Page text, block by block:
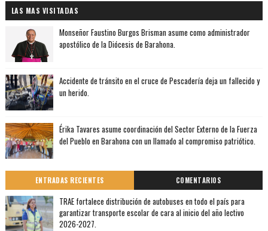
LAS MAS VISITADAS
Monseñor Faustino Burgos Brisman asume como administrador
apostólico de la Diócesis de Barahona.
Accidente de tránsito en el cruce de Pescadería deja un fallecido y
un herido.
Érika Tavares asume coordinación del Sector Externo de la Fuerza
del Pueblo en Barahona con un llamado al compromiso patriótico.
ENTRADAS RECIENTES COMENTARIOS
TRAE fortalece distribución de autobuses en todo el país para
garantizar transporte escolar de cara al inicio del año lectivo
2026-2027.